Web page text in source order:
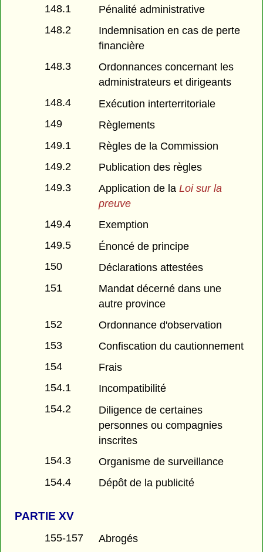
148.1
Pénalité administrative
148.2
Indemnisation en cas de perte
financière
148.3
Ordonnances concernant les
administrateurs et dirigeants
148.4
Exécution interterritoriale
149
Règlements
149.1
Règles de la Commission
149.2
Publication des règles
149.3
Application de la Loi sur la
preuve
149.4
Exemption
149.5
Énoncé de principe
150
Déclarations attestées
151
Mandat décerné dans une
autre province
152
Ordonnance d'observation
153
Confiscation du cautionnement
154
Frais
154.1
Incompatibilité
154.2
Diligence de certaines
personnes ou compagnies
inscrites
154.3
Organisme de surveillance
154.4
Dépôt de la publicité
PARTIEXV
155-157 Abrogés